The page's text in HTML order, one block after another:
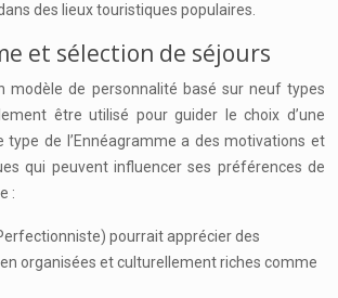
des lieux touristiques populaires.
et sélection de séjours
modèle de personnalité basé sur neuf types
être utilisé pour guider le choix d’une
type de l’Ennéagramme a des motivations et
qui peuvent influencer ses préférences de
:
pourrait apprécier des
organisées et culturellement riches comme